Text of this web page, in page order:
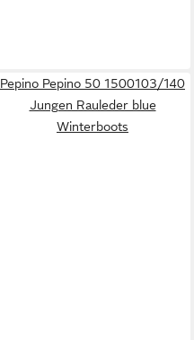
Pepino Pepino 50 1500103/140
Jungen Rauleder blue
Winterboots